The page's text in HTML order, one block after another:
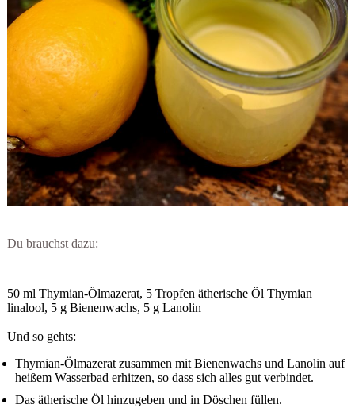
Du brauchst dazu:
50 ml Thymian-Ölmazerat, 5 Tropfen ätherische Öl Thymian
linalool, 5 g Bienenwachs, 5 g Lanolin
Und so gehts:
Thymian-Ölmazerat zusammen mit Bienenwachs und Lanolin auf
heißem Wasserbad erhitzen, so dass sich alles gut verbindet.
Das ätherische Öl hinzugeben und in Döschen füllen.